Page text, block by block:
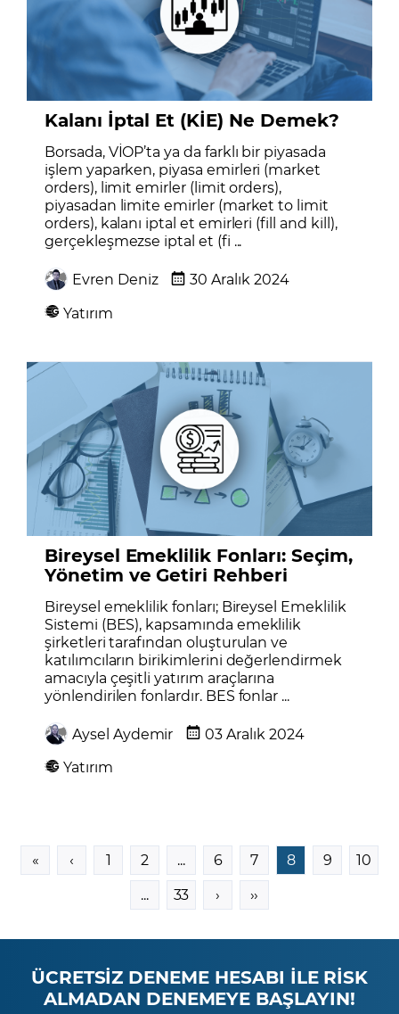
Kalanı İptal Et (KİE) Ne Demek?
Borsada, VİOP’ta ya da farklı bir piyasada
işlem yaparken, piyasa emirleri (market
orders), limit emirler (limit orders),
piyasadan limite emirler (market to limit
orders), kalanı iptal et emirleri (fill and kill),
gerçekleşmezse iptal et (fi ...
Evren Deniz
30 Aralık 2024
Yatırım
Bireysel Emeklilik Fonları: Seçim,
Yönetim ve Getiri Rehberi
Bireysel emeklilik fonları; Bireysel Emeklilik
Sistemi (BES), kapsamında emeklilik
şirketleri tarafından oluşturulan ve
katılımcıların birikimlerini değerlendirmek
amacıyla çeşitli yatırım araçlarına
yönlendirilen fonlardır. BES fonlar ...
Aysel Aydemir
03 Aralık 2024
Yatırım
« ‹ 1 2 ... 6 7 8 9
10
...
33 › ››
ÜCRETSİZ DENEME HESABI İLE RİSK
ALMADAN DENEMEYE BAŞLAYIN!